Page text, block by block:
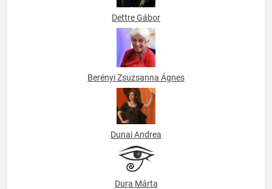
Dettre Gábor
Berényi Zsuzsanna Ágnes
Dunai Andrea